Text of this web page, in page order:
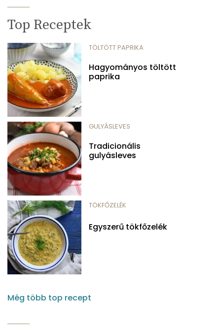
Top Receptek
TÖLTÖTT PAPRIKA
Hagyományos töltött
paprika
GULYÁSLEVES
Tradicionális
gulyásleves
TÖKFŐZELÉK
Egyszerű tökfőzelék
Még több top recept